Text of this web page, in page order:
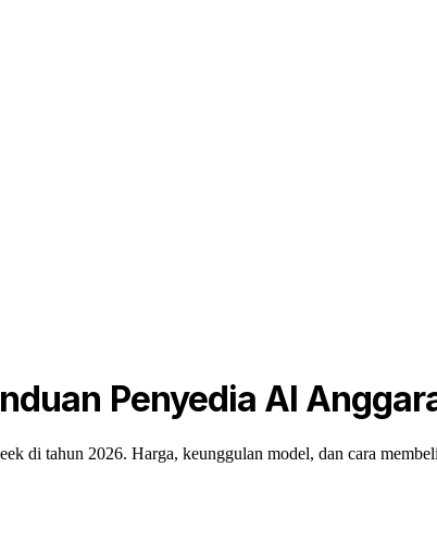
Penyedia AI
di tahun 2026. Harga, keunggulan model, dan cara